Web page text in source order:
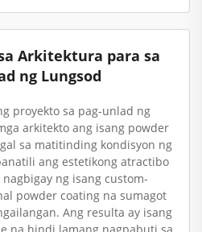
Arkitektura para sa
ng Lungsod
proyekto sa pag-unlad ng
arkitekto ang isang powder
sa matitinding kondisyon ng
ang estetikong atractibo
ng isang custom-
powder coating na sumagot
Ang resulta ay isang